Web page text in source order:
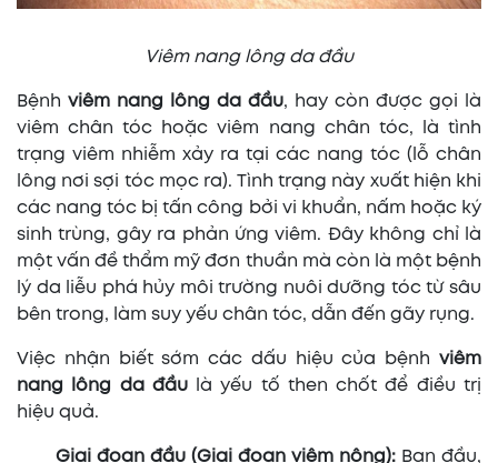
Viêm nang lông da đầu
Bệnh viêm nang lông da đầu, hay còn được gọi là
viêm chân tóc hoặc viêm nang chân tóc, là tình
trạng viêm nhiễm xảy ra tại các nang tóc (lỗ chân
lông nơi sợi tóc mọc ra). Tình trạng này xuất hiện khi
các nang tóc bị tấn công bởi vi khuẩn, nấm hoặc ký
sinh trùng, gây ra phản ứng viêm. Đây không chỉ là
một vấn đề thẩm mỹ đơn thuần mà còn là một bệnh
lý da liễu phá hủy môi trường nuôi dưỡng tóc từ sâu
bên trong, làm suy yếu chân tóc, dẫn đến gãy rụng.
Việc nhận biết sớm các dấu hiệu của bệnh viêm
nang lông da đầu
là yếu tố then chốt để điều trị
hiệu quả.
Giai đoạn đầu (Giai đoạn viêm nông): Ban đầu,